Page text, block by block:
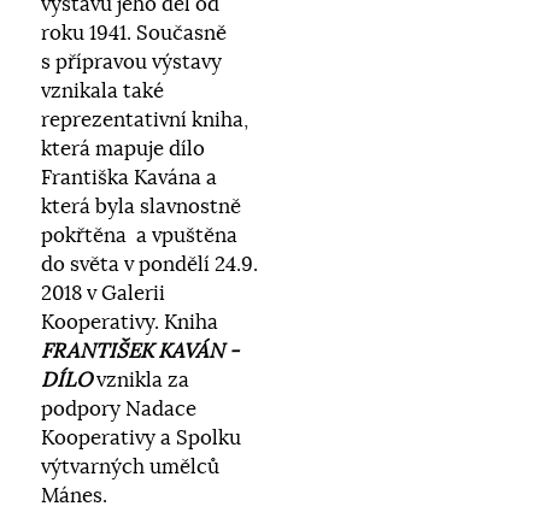
výstavu jeho děl od
roku 1941. Současně
s přípravou výstavy
vznikala také
reprezentativní kniha,
která mapuje dílo
Františka Kavána a
která byla slavnostně
pokřtěna a vpuštěna
do světa v pondělí 24.9.
2018 v Galerii
Kooperativy. Kniha
FRANTIŠEK KAVÁN -
DÍLOvznikla za
podpory Nadace
Kooperativy a Spolku
výtvarných umělců
Mánes.